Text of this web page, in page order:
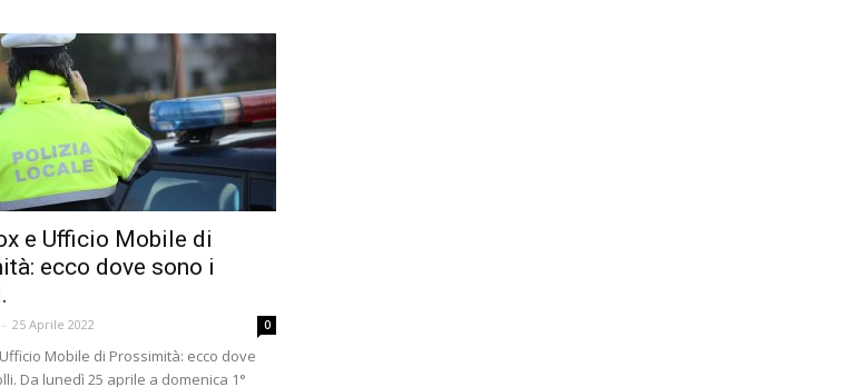
e Ufficio Mobile di
ecco dove sono i
- 25 Aprile 2022 0
Mobile di Prossimità: ecco dove
Da lunedì 25 aprile a domenica 1°